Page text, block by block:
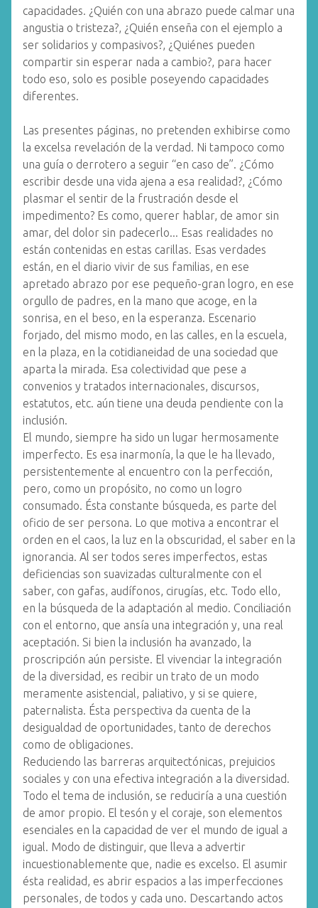
capacidades. ¿Quién con una abrazo puede calmar una
angustia o tristeza?, ¿Quién enseña con el ejemplo a
ser solidarios y compasivos?, ¿Quiénes pueden
compartir sin esperar nada a cambio?, para hacer
todo eso, solo es posible poseyendo capacidades
diferentes.
Las presentes páginas, no pretenden exhibirse como
la excelsa revelación de la verdad. Ni tampoco como
una guía o derrotero a seguir “en caso de”. ¿Cómo
escribir desde una vida ajena a esa realidad?, ¿Cómo
plasmar el sentir de la frustración desde el
impedimento? Es como, querer hablar, de amor sin
amar, del dolor sin padecerlo... Esas realidades no
están contenidas en estas carillas. Esas verdades
están, en el diario vivir de sus familias, en ese
apretado abrazo por ese pequeño-gran logro, en ese
orgullo de padres, en la mano que acoge, en la
sonrisa, en el beso, en la esperanza. Escenario
forjado, del mismo modo, en las calles, en la escuela,
en la plaza, en la cotidianeidad de una sociedad que
aparta la mirada. Esa colectividad que pese a
convenios y tratados internacionales, discursos,
estatutos, etc. aún tiene una deuda pendiente con la
inclusión.
El mundo, siempre ha sido un lugar hermosamente
imperfecto. Es esa inarmonía, la que le ha llevado,
persistentemente al encuentro con la perfección,
pero, como un propósito, no como un logro
consumado. Ésta constante búsqueda, es parte del
oficio de ser persona. Lo que motiva a encontrar el
orden en el caos, la luz en la obscuridad, el saber en la
ignorancia. Al ser todos seres imperfectos, estas
deficiencias son suavizadas culturalmente con el
saber, con gafas, audífonos, cirugías, etc. Todo ello,
en la búsqueda de la adaptación al medio. Conciliación
con el entorno, que ansía una integración y, una real
aceptación. Si bien la inclusión ha avanzado, la
proscripción aún persiste. El vivenciar la integración
de la diversidad, es recibir un trato de un modo
meramente asistencial, paliativo, y si se quiere,
paternalista. Ésta perspectiva da cuenta de la
desigualdad de oportunidades, tanto de derechos
como de obligaciones.
Reduciendo las barreras arquitectónicas, prejuicios
sociales y con una efectiva integración a la diversidad.
Todo el tema de inclusión, se reduciría a una cuestión
de amor propio. El tesón y el coraje, son elementos
esenciales en la capacidad de ver el mundo de igual a
igual. Modo de distinguir, que lleva a advertir
incuestionablemente que, nadie es excelso. El asumir
ésta realidad, es abrir espacios a las imperfecciones
personales, de todos y cada uno. Descartando actos